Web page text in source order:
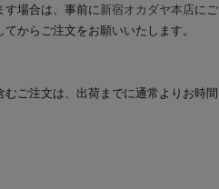
す場合は、事前に 新宿オカダヤ本店にご
からご注文をお願いいたします。
むご注文は、出荷までに通常よりお時間